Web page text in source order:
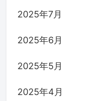
2025年7月
2025年6月
2025年5月
2025年4月